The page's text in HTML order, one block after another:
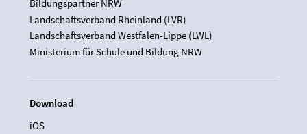
Bildungspartner NRW
Landschaftsverband Rheinland (LVR)
Landschaftsverband Westfalen-Lippe (LWL)
Ministerium für Schule und Bildung NRW
Download
iOS